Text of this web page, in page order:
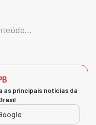
as principais notícias da